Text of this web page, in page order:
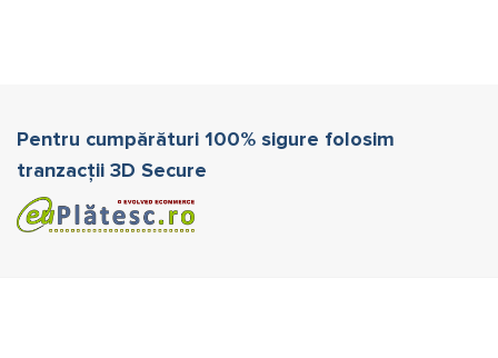
Pentru cumpărături 100% sigure folosim
tranzacții 3D Secure